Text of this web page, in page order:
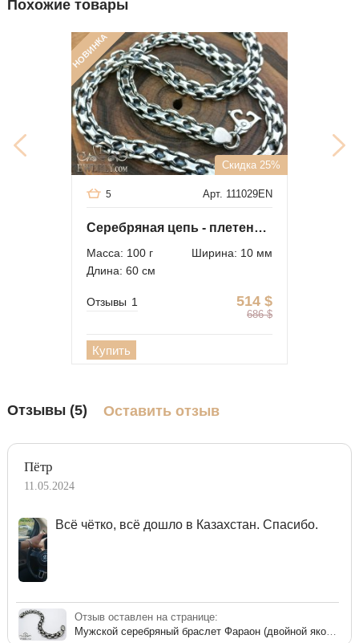
Похожие товары
НОВИНКА
Скидка 25%
Арт. 111029EN
5
Серебряная цепь - плетение Фараон
Масса: 100 г
Ширина: 10 мм
Длина: 60 см
514 $
686 $
Отзывы 1
Купить
Отзывы (5) Оставить отзыв
Пётр
11.05.2024
Всё чётко, всё дошло в Казахстан. Спасибо.
Отзыв оставлен на странице: